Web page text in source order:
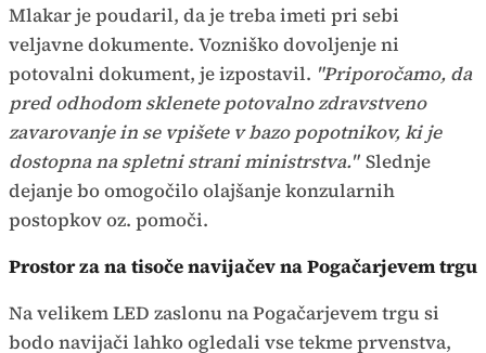
Mlakar je poudaril, da je treba imeti pri sebi
veljavne dokumente. Vozniško dovoljenje ni
potovalni dokument, je izpostavil. "Priporočamo, da
pred odhodom sklenete potovalno zdravstveno
zavarovanje in se vpišete v bazo popotnikov, ki je
dostopna na spletni strani ministrstva." Slednje
dejanje bo omogočilo olajšanje konzularnih
postopkov oz. pomoči.
Prostor za na tisoče navijačev na Pogačarjevem trgu
Na velikem LED zaslonu na Pogačarjevem trgu si
bodo navijači lahko ogledali vse tekme prvenstva,